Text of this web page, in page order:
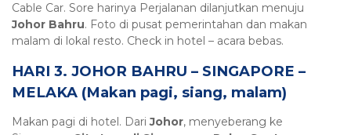
Cable Car. Sore harinya Perjalanan dilanjutkan menuju
Johor Bahru. Foto di pusat pemerintahan dan makan
malam di lokal resto. Check in hotel – acara bebas.
HARI 3. JOHOR BAHRU – SINGAPORE –
MELAKA (Makan pagi, siang, malam)
Makan pagi di hotel. DariJohor, menyeberang ke